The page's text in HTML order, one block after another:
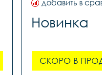
добавить в
Новинка
СКОРО В